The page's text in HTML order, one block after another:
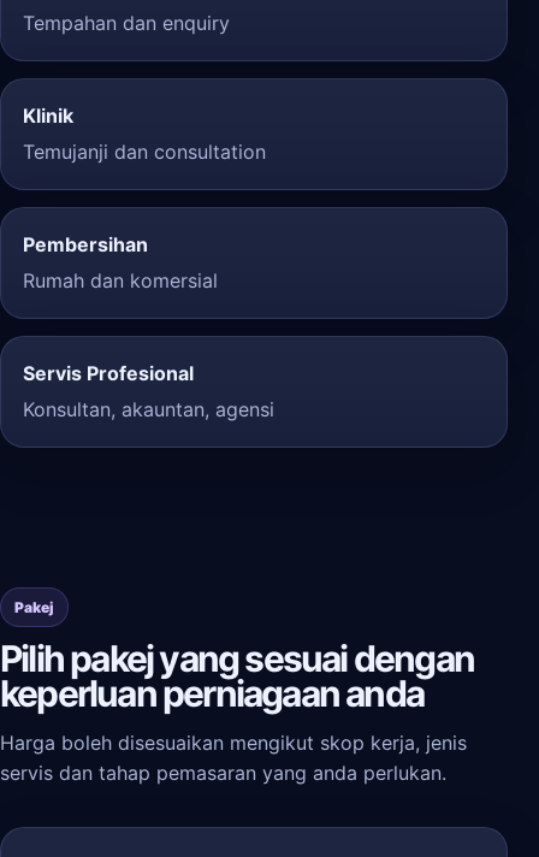
Tempahan dan enquiry
Klinik
Temujanji dan consultation
Pembersihan
Rumah dan komersial
Servis Profesional
Konsultan, akauntan, agensi
Pakej
Pilih pakej yang sesuai dengan
keperluan perniagaan anda
Harga boleh disesuaikan mengikut skop kerja, jenis
servis dan tahap pemasaran yang anda perlukan.